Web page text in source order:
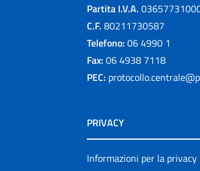
Partita I.V.A.
C.F. 80211730587
Telefono: 06 4990 1
Fax: 06 4938 7118
PEC:
PRIVACY
Informazioni per la privacy